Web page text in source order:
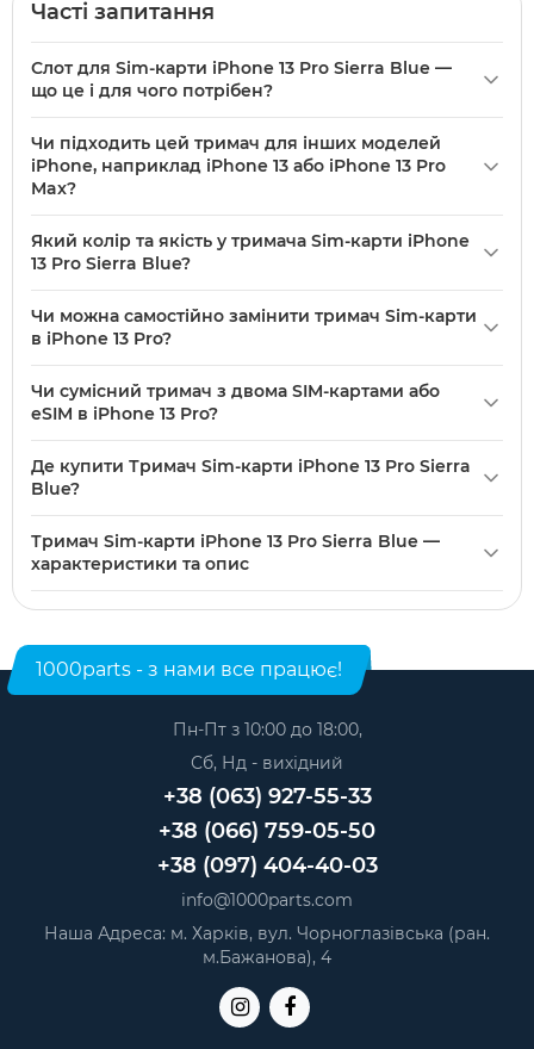
Часті запитання
Слот для Sim-карти iPhone 13 Pro Sierra Blue —
що це і для чого потрібен?
оригінальний тримач Sim-карти для моделі iPhone 13 Pro
в кольорі Sierra Blue. Призначений для встановлення
сумісний саме з iPhone 13 Pro.
Чи підходить цей тримач для інших моделей
iPhone, наприклад iPhone 13 або iPhone 13 Pro
Max?
призначений саме для iPhone 13 Pro. Для iPhone 13 або
обирати тримач, вказаний для конкретної моделі.
Який колір та якість у тримача Sim-карти iPhone
13 Pro Sierra Blue?
зазначено як «Новий». Якість вказана як Original (PRC),
Чи можна самостійно замінити тримач Sim-карти
в iPhone 13 Pro?
потрібно витягти старий лоток за допомогою інструменту
впевнені в навичках, краще звернутися у сервіс, щоб
уникнути пошкоджень лотка чи корпусу.
Чи сумісний тримач з двома SIM-картами або
eSIM в iPhone 13 Pro?
nano‑SIM у пристрій iPhone 13 Pro. Інформація про
eSIM реалізується програмно, а наявність другого
фізичного слота залежить від комплектації телефону.
Де купити Тримач Sim-карти iPhone 13 Pro Sierra
Blue?
в нашому інтернет-магазині. Категорія:
Тримач Sim-карти iPhone 13 Pro Sierra Blue —
характеристики та опис
1000parts - з нами все працює!
Пн-Пт з 10:00 до 18:00,
Сб, Нд - вихідний
+38 (063) 927-55-33
+38 (066) 759-05-50
+38 (097) 404-40-03
info@1000parts.com
Наша Адреса: м. Харків, вул. Чорноглазівська (ран.
м.Бажанова), 4